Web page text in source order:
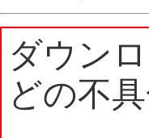
ダウン
どの不